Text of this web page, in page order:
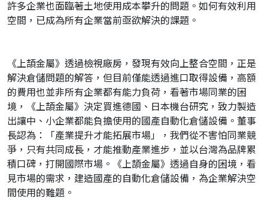
許多企業也面臨著土地使用成本攀升的問題。如何有效利用
空間，已成為所有企業當前亟欲解決的課題。
《上頡金屬》透過檢視廠房，發現有效向上整合空間，正是
解決倉儲問題的解答，但目前僅能透過進口取得設備，高額
的費用也並非所有企業都有能力負荷，看著市場同業的困
境，《上頡金屬》決定買進德國、日本機台研究，致力製造
出讓中、小企業都能負擔使用的國產自動化倉儲設備。董事
長認為：「產業提升才能拓展市場」，我們從不害怕同業競
爭，只有共同成長，才能推動產業進步，並以台灣為品牌累
積口碑，打開國際市場。《上頡金屬》透過自身的困境，看
見市場的需求，建造國產的自動化倉儲設備，為企業解決空
間使用的難題。